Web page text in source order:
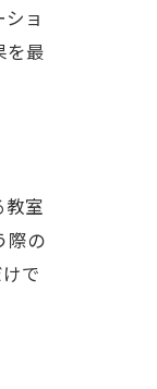
ョ
を最
教室
際の
で